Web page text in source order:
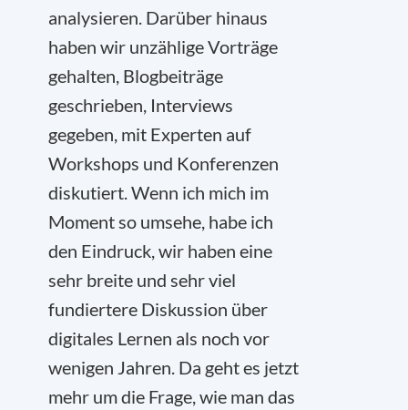
analysieren. Darüber hinaus
haben wir unzählige Vorträge
gehalten, Blogbeiträge
geschrieben, Interviews
gegeben, mit Experten auf
Workshops und Konferenzen
diskutiert. Wenn ich mich im
Moment so umsehe, habe ich
den Eindruck, wir haben eine
sehr breite und sehr viel
fundiertere Diskussion über
digitales Lernen als noch vor
wenigen Jahren. Da geht es jetzt
mehr um die Frage, wie man das